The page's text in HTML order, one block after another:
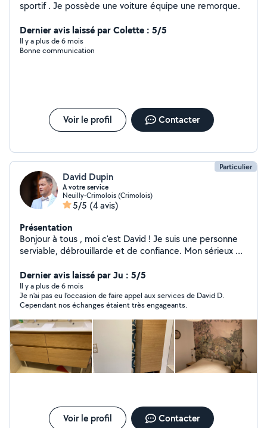
sportif . Je possède une voiture équipe une remorque.
Dernier avis laissé par Colette : 5/5
Il y a plus de 6 mois
Bonne communication
Voir le profil Contacter
Particulier
David Dupin
A votre service
Neuilly-Crimolois (Crimolois)
5/5 (4 avis)
Présentation
Bonjour à tous , moi c'est David ! Je suis une personne
serviable, débrouillarde et de confiance. Mon sérieux et
réaliser vos travaux de peinture, poses de papiers
peints, montages de meubles, entretiens d'extérieurs,
déménagements. N'hésitez pas à me contacter !
Dernier avis laissé par Ju : 5/5
Il y a plus de 6 mois
Je n’ai pas eu l’occasion de faire appel aux services de David D.
Cependant nos échanges étaient très engageants.
Voir le profil Contacter